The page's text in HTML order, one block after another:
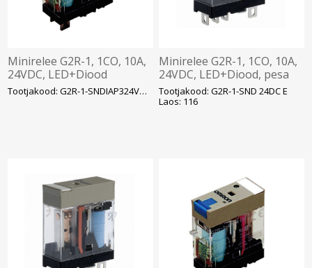
Minirelee G2R-1, 1CO, 10A,
24VDC, LED+Diood
+TEST+AU, pesa P2RF05,
Omron
Tootjakood: G2R-1-SNDIAP324VDC E
Minirelee G2R-1, 1CO, 10A,
24VDC, LED+Diood, pesa
P2RF05, Omron
Tootjakood: G2R-1-SND 24DC E
Laos: 116